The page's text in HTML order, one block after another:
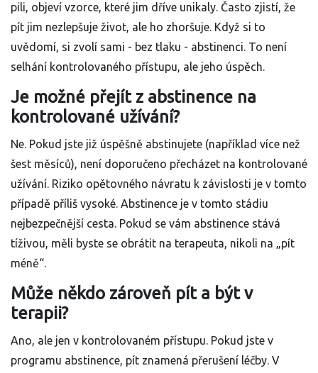
pili, objeví vzorce, které jim dříve unikaly. Často zjistí, že
pít jim nezlepšuje život, ale ho zhoršuje. Když si to
uvědomí, si zvolí sami - bez tlaku - abstinenci. To není
selhání kontrolovaného přístupu, ale jeho úspěch.
Je možné přejít z abstinence na
kontrolované užívání?
Ne. Pokud jste již úspěšně abstinujete (například více než
šest měsíců), není doporučeno přecházet na kontrolované
užívání. Riziko opětovného návratu k závislosti je v tomto
případě příliš vysoké. Abstinence je v tomto stádiu
nejbezpečnější cesta. Pokud se vám abstinence stává
tíživou, měli byste se obrátit na terapeuta, nikoli na „pít
méně“.
Může někdo zároveň pít a být v
terapii?
Ano, ale jen v kontrolovaném přístupu. Pokud jste v
programu abstinence, pít znamená přerušení léčby. V